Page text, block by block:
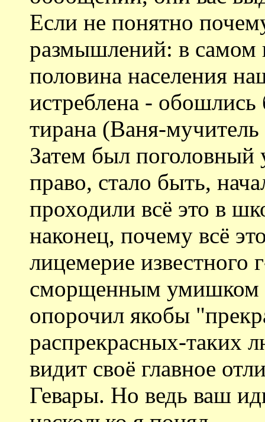
Если не понятно
размышлений: в самом
половина населения
истреблена - обошлись
тирана (Ваня-мучитель
Затем был поголовный
право, стало быть,
проходили всё это в
наконец, почему всё
лицемерие известного
сморщенным умишком
опорочил якобы
распрекрасных-таких
видит своё главное
Гевары. Но ведь ваш